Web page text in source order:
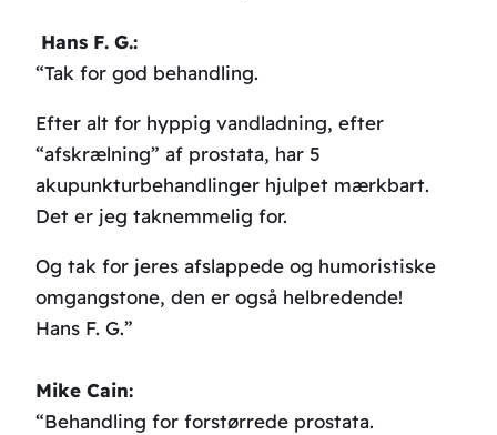
Hans F. G.:
“Tak for god behandling.
Efter alt for hyppig vandladning, efter
“afskrælning” af prostata, har 5
akupunkturbehandlinger hjulpet mærkbart.
Det er jeg taknemmelig for.
Og tak for jeres afslappede og humoristiske
omgangstone, den er også helbredende!
Hans F. G.”
Mike Cain:
“Behandling for forstørrede prostata.